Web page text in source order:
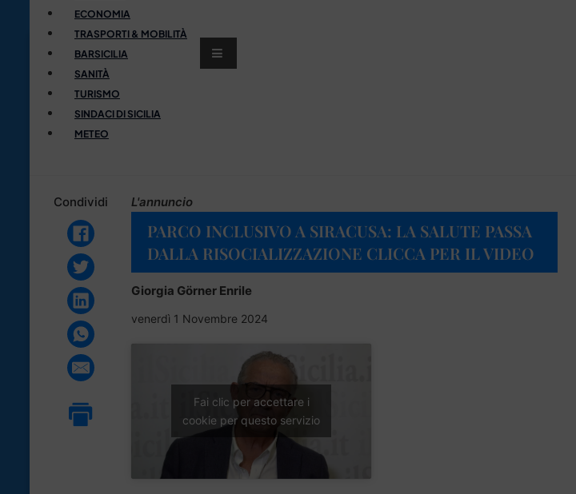
ECONOMIA
TRASPORTI & MOBILITÀ
BARSICILIA
SANITÀ
TURISMO
SINDACI DI SICILIA
METEO
Condividi L'annuncio
PARCO INCLUSIVO A SIRACUSA: LA SALUTE PASSA
DALLA RISOCIALIZZAZIONE CLICCA PER IL VIDEO
Giorgia Görner Enrile
venerdì 1 Novembre 2024
Fai clic per accettare i
cookie per questo servizio